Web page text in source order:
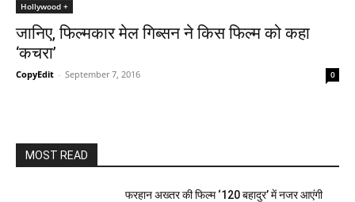
Hollywood +
जानिए, फिल्‍मकार मेल गिब्‍सन ने किस फिल्‍म को कहा
‘कचरा’
CopyEdit - September 7, 2016 0
MOST READ
फरहान अख्तर की फिल्म ‘120 बहादुर’ में नजर आएंगी